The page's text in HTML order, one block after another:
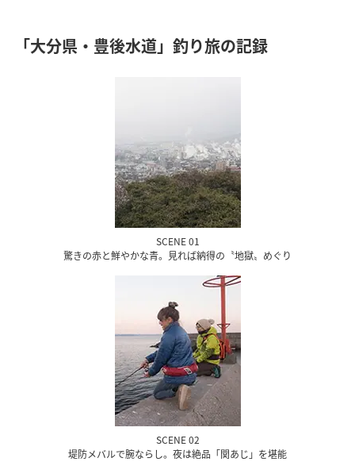
「大分県・豊後水道」釣り旅の記録
SCENE 01
驚きの赤と鮮やかな青。見れば納得の〝地獄〟めぐり
SCENE 02
堤防メバルで腕ならし。夜は絶品「関あじ」を堪能